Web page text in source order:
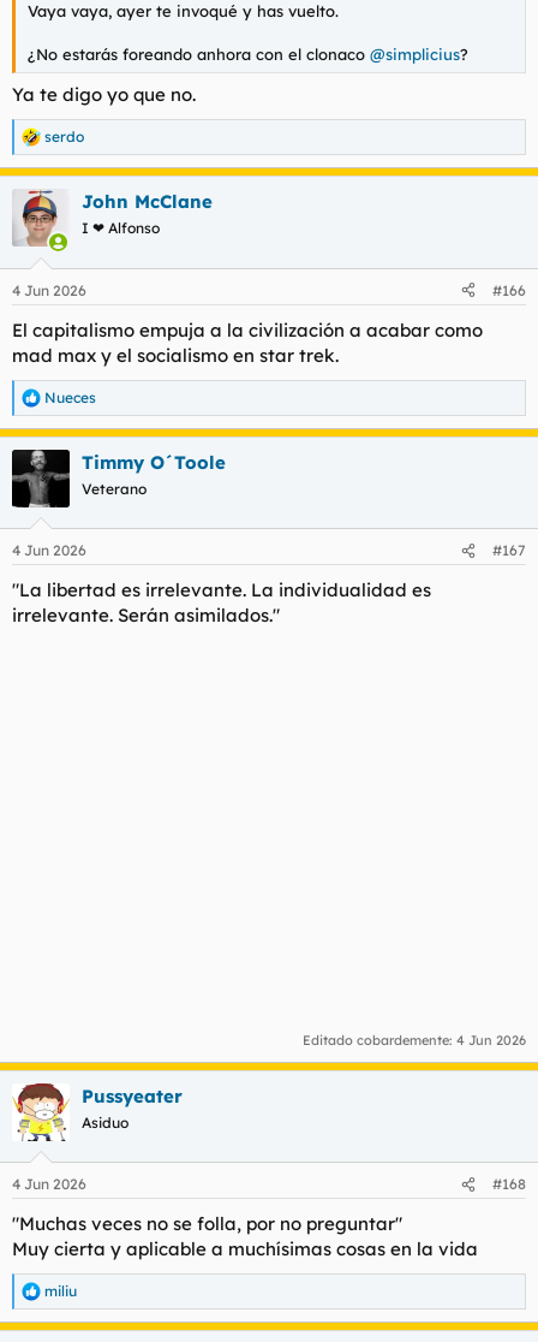
Vaya vaya, ayer te invoqué y has vuelto.
¿No estarás foreando anhora con el clonaco @simplicius?
Ya te digo yo que no.
R
e
a
c
c
e
:
serdo
John McClane
I ❤ Alfonso
4 Jun 2026 #166
El capitalismo empuja a la civilización a acabar como
mad max y el socialismo en star trek.
R
e
a
c
e
:
Nueces
Timmy O´Toole
Veterano
4 Jun 2026 #167
"La libertad es irrelevante. La individualidad es
irrelevante. Serán asimilados."
Editado cobardemente: 4 Jun 2026
Pussyeater
Asiduo
4 Jun 2026 #168
"Muchas veces no se folla, por no preguntar"
Muy cierta y aplicable a muchísimas cosas en la vida
R
e
a
miliu